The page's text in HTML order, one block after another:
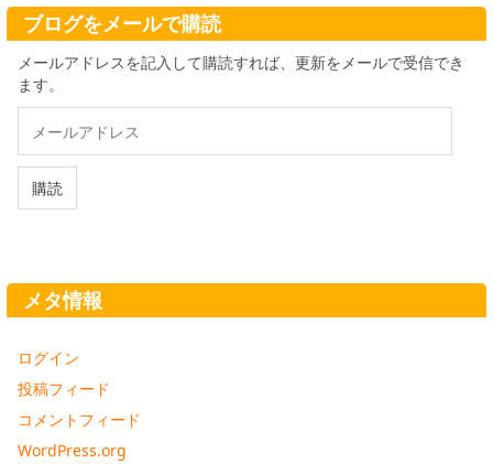
ブ
ブログをメールで購読
メールアドレスを記入して購読すれば、更新をメールで受信でき
ます。
ル
ド
購読
メタ情報
ログイン
投稿フィード
コメントフィード
WordPress.org